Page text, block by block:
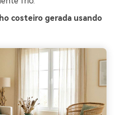
costeiro gerada usando